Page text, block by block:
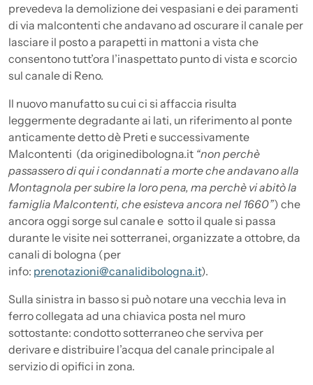
prevedeva la demolizione dei vespasiani e dei paramenti
di via malcontenti che andavano ad oscurare il canale per
lasciare il posto a parapetti in mattoni a vista che
consentono tutt’ora l’inaspettato punto di vista e scorcio
sul canale di Reno.
Il nuovo manufatto su cui ci si affaccia risulta
leggermente degradante ai lati, un riferimento al ponte
anticamente detto dè Preti e successivamente
Malcontenti (da originedibologna.it “non perchè
passassero di qui i condannati a morte che andavano alla
Montagnola per subire la loro pena, ma perchè vi abitò la
famiglia Malcontenti, che esisteva ancora nel 1660”) che
ancora oggi sorge sul canale e sotto il quale si passa
durante le visite nei sotterranei, organizzate a ottobre, da
canali di bologna (per
info: prenotazioni@canalidibologna.it).
Sulla sinistra in basso si può notare una vecchia leva in
ferro collegata ad una chiavica posta nel muro
sottostante: condotto sotterraneo che serviva per
derivare e distribuire l’acqua del canale principale al
servizio di opifici in zona.